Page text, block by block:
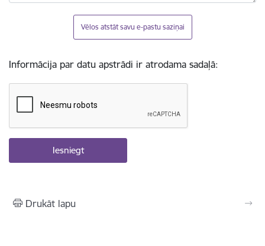
Vēlos atstāt savu e-pastu saziņai
Informācija par datu apstrādi ir atrodama sadaļā:
Drukāt lapu